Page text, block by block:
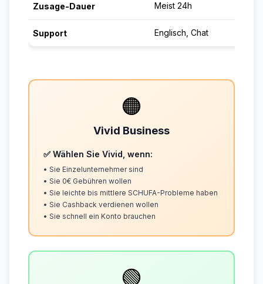
Zusage-Dauer Meist 24h
Support Englisch, Chat
🟠
Vivid Business
✅ Wählen Sie Vivid, wenn:
• Sie Einzelunternehmer sind
• Sie 0€ Gebühren wollen
• Sie leichte bis mittlere SCHUFA-Probleme haben
• Sie Cashback verdienen wollen
• Sie schnell ein Konto brauchen
🟢